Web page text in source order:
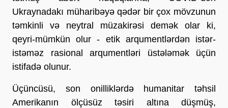
Ukraynadakı müharibəyə qədər bir çox mövzunun
təmkinli və neytral müzakirəsi demək olar ki,
qeyri-mümkün olur - etik arqumentlərdən istər-
istəməz rasional arqumentləri üstələmək üçün
istifadə olunur.
Üçüncüsü, son onilliklərdə humanitar təhsil
Amerikanın ölçüsüz təsiri altına düşmüş,